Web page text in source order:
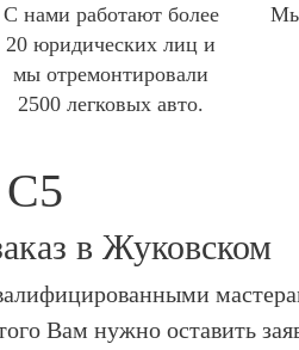
С нами работают более
20 юридических лиц и
мы отремонтировали
2500 легковых авто.
Мы
С5
в Жуковском
Вам нужно оставить